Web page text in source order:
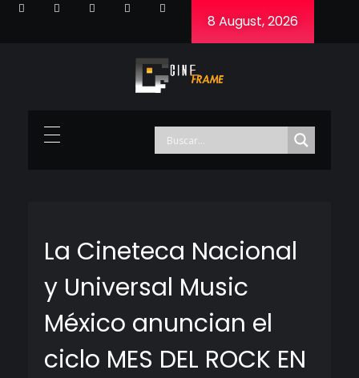
8 August, 2026
La Cineteca Nacional
y Universal Music
México anuncian el
ciclo MES DEL ROCK EN